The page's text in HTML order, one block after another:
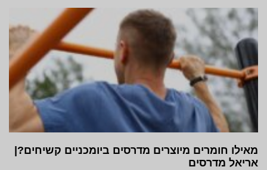
מאילו חומרים מיוצרים מדרסים ביומכניים קשיחים?|
אריאל מדרסים